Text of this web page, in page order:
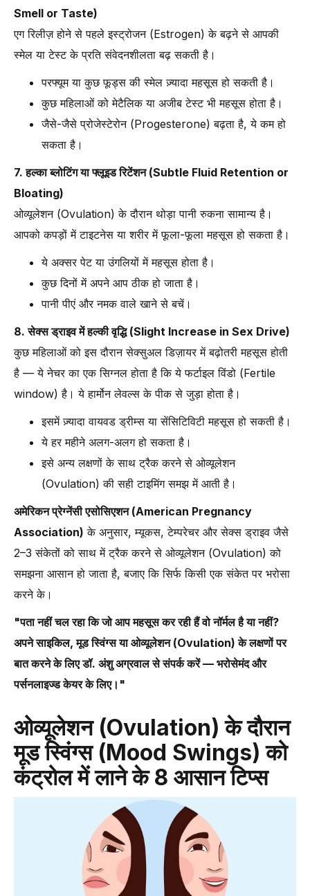
Smell or Taste)
एग रिलीज़ होने से पहले इस्ट्रोजन (Estrogen) के बढ़ने से आपकी
स्मेल या टेस्ट के प्रति संवेदनशीलता बढ़ सकती है।
परफ्यूम या कुछ फूड्स की स्मेल ज़्यादा महसूस हो सकती है।
कुछ महिलाओं को मेटैलिक या अजीब टेस्ट भी महसूस होता है।
जैसे-जैसे प्रोजेस्टेरोन (Progesterone) बढ़ता है, ये कम हो
सकता है।
7. हल्का ब्लोटिंग या फ्लूइड रिटेंशन (Subtle Fluid Retention or
Bloating)
ओव्यूलेशन (Ovulation) के दौरान थोड़ा पानी रुकना सामान्य है।
आपको कपड़ों में टाइटनेस या शरीर में फूला-फूला महसूस हो सकता है।
ये अक्सर पेट या उंगलियों में महसूस होता है।
कुछ दिनों में अपने आप ठीक हो जाता है।
पानी पीएं और नमक वाले खाने से बचें।
8. सेक्स ड्राइव में हल्की वृद्धि (Slight Increase in Sex Drive)
कुछ महिलाओं को इस दौरान सेक्सुअल डिज़ायर में बढ़ोतरी महसूस होती
है — ये नेचर का एक सिग्नल होता है कि ये फर्टाइल विंडो (Fertile
window) है। ये हार्मोन लेवल्स के पीक से जुड़ा होता है।
इसमें ज़्यादा वायवड ड्रीम्स या सेंसिटिविटी महसूस हो सकती है।
ये हर महीने अलग-अलग हो सकता है।
इसे अन्य लक्षणों के साथ ट्रैक करने से ओव्यूलेशन
(Ovulation) की सही टाइमिंग समझ में आती है।
अमेरिकन प्रेग्नेंसी एसोसिएशन (American Pregnancy
Association) के अनुसार, म्यूकस, टेम्परेचर और सेक्स ड्राइव जैसे
2–3 संकेतों को साथ में ट्रैक करने से ओव्यूलेशन (Ovulation) को
समझना आसान हो जाता है, बजाए कि सिर्फ किसी एक संकेत पर भरोसा
करने के।
"पता नहीं चल रहा कि जो आप महसूस कर रही हैं वो नॉर्मल है या नहीं?
अपने साइकिल, मूड स्विंग्स या ओव्यूलेशन (Ovulation) के लक्षणों पर
बात करने के लिए डॉ. अंशु अग्रवाल से संपर्क करें — भरोसेमंद और
पर्सनलाइज्ड केयर के लिए।"
ओव्यूलेशन (Ovulation) के दौरान
मूड स्विंग्स (Mood Swings) को
कंट्रोल में लाने के 8 आसान टिप्स